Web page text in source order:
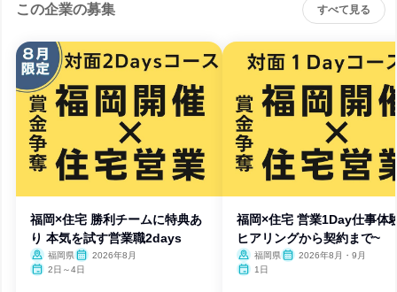
この企業の募集 すべて見る
福岡×住宅 勝利チームに特典あ
り 本気を試す営業職2days
福岡県
2026年8月
2日～4日
福岡×住宅 営業1Day仕事体
ヒアリングから契約まで~
福岡県
2026年8月・9月
1日